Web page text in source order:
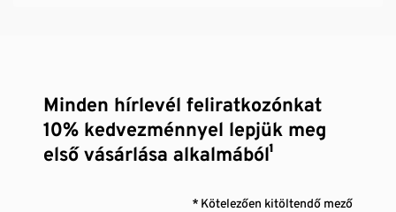
Minden hírlevél feliratkozónkat
10% kedvezménnyel lepjük meg
első vásárlása alkalmából¹
* Kötelezően kitöltendő mező